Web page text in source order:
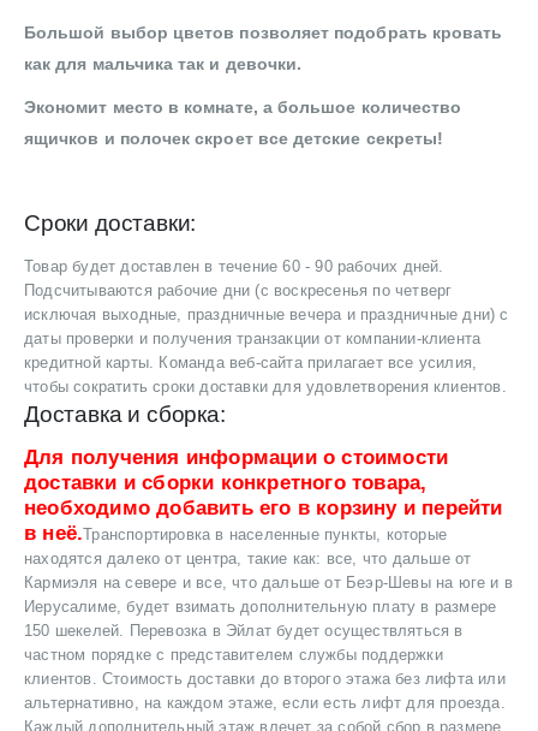
Большой выбор цветов позволяет подобрать кровать
как для мальчика так и девочки.
Экономит место в комнате, а большое количество
ящичков и полочек скроет все детские секреты!
Сроки доставки:
Товар будет доставлен в течение 60 - 90 рабочих дней.
Подсчитываются рабочие дни (с воскресенья по четверг
исключая выходные, праздничные вечера и праздничные дни) с
даты проверки и получения транзакции от компании-клиента
кредитной карты. Команда веб-сайта прилагает все усилия,
чтобы сократить сроки доставки для удовлетворения клиентов.
Доставка и сборка:
Для получения информации о стоимости
доставки и сборки конкретного товара,
необходимо добавить его в корзину и перейти
в неё.Транспортировка в населенные пункты, которые
находятся далеко от центра, такие как: все, что дальше от
Кармиэля на севере и все, что дальше от Беэр-Шевы на юге и в
Иерусалиме, будет взимать дополнительную плату в размере
150 шекелей. Перевозка в Эйлат будет осуществляться в
частном порядке с представителем службы поддержки
клиентов. Стоимость доставки до второго этажа без лифта или
альтернативно, на каждом этаже, если есть лифт для проезда.
Каждый дополнительный этаж влечет за собой сбор в размере